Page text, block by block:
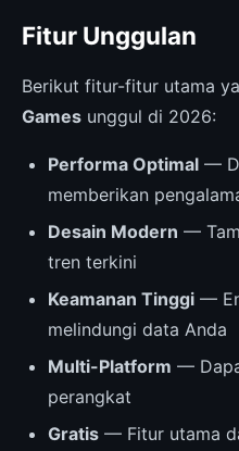
Fitur Unggulan
Berikut fitur-fitur utama
Games unggul di 2026:
Performa Optimal —
memberikan
Desain Modern —
tren terkini
Keamanan Tinggi —
melindungi data Anda
Multi-Platform —
perangkat
Gratis — Fitur utama